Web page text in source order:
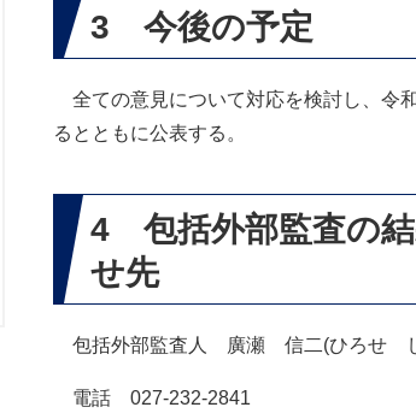
3 今後の予定
全ての意見について対応を検討し、令
るとともに公表する。
4 包括外部監査の結
せ先
包括外部監査人 廣瀬 信二(ひろせ し
電話 027-232-2841